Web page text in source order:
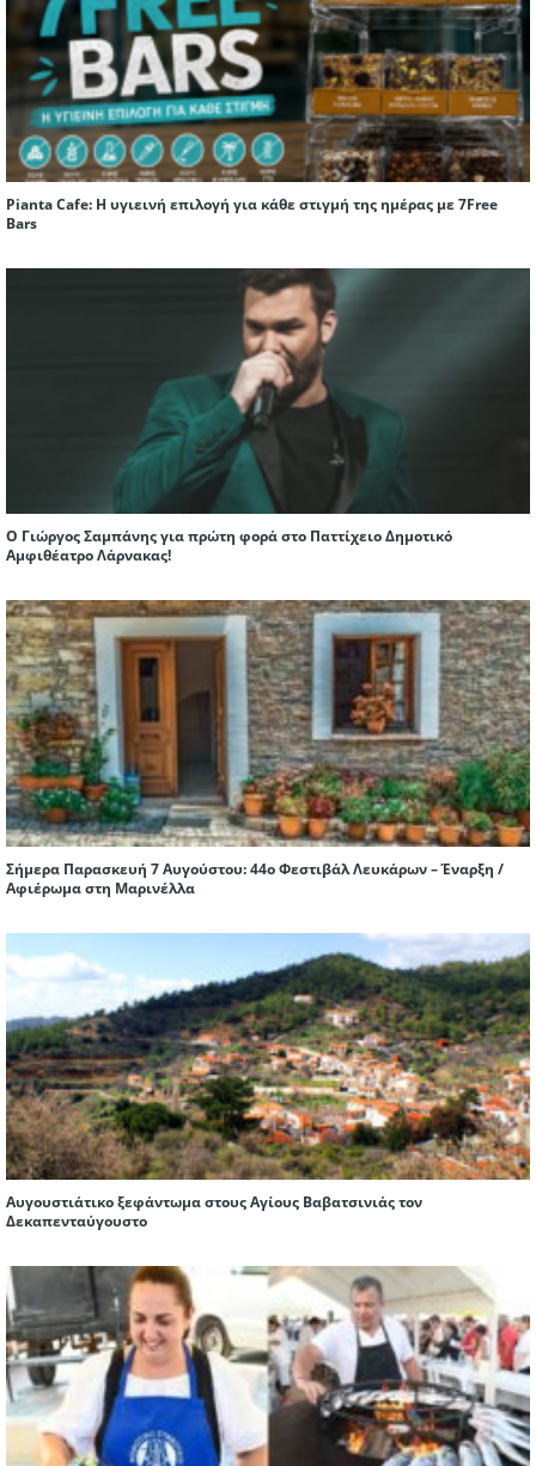
Pianta Cafe: Η υγιεινή επιλογή για κάθε στιγμή της ημέρας με 7Free
Bars
Ο Γιώργος Σαμπάνης για πρώτη φορά στο Παττίχειο Δημοτικό
Αμφιθέατρο Λάρνακας!
Σήμερα Παρασκευή 7 Αυγούστου: 44ο Φεστιβάλ Λευκάρων – Έναρξη /
Αφιέρωμα στη Μαρινέλλα
Αυγουστιάτικο ξεφάντωμα στους Αγίους Βαβατσινιάς τον
Δεκαπενταύγουστο